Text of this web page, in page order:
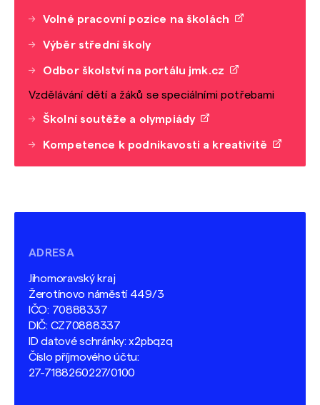
Volné pracovní pozice na školách
Výběr střední školy
Odbor školství na portálu jmk.cz
Vzdělávání dětí a žáků se speciálními potřebami
Školní soutěže a olympiády
Kompetence k podnikavosti a kreativitě
ADRESA
Jihomoravský kraj
Žerotínovo náměstí 449/3
IČO: 70888337
DIČ: CZ70888337
ID datové schránky: x2pbqzq
Číslo příjmového účtu:
27-7188260227/0100